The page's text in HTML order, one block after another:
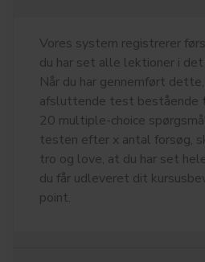
Vores system registrerer
du har set alle lektioner i
Når du har gennemført
afsluttende test bestående
20 multiple-choice
testen efter x antal forsøg,
tro og love, at du har set
du får udleveret dit
point.